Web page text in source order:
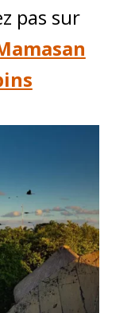
pas sur